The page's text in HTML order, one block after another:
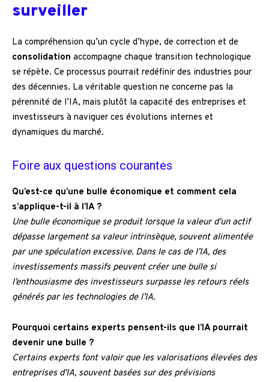
surveiller
La compréhension qu’un cycle d’hype, de correction et de
consolidation accompagne chaque transition technologique
se répète. Ce processus pourrait redéfinir des industries pour
des décennies. La véritable question ne concerne pas la
pérennité de l’IA, mais plutôt la capacité des entreprises et
investisseurs à naviguer ces évolutions internes et
dynamiques du marché.
Foire aux questions courantes
Qu’est-ce qu’une bulle économique et comment cela
s’applique-t-il à l’IA ?
Une bulle économique se produit lorsque la valeur d’un actif
dépasse largement sa valeur intrinsèque, souvent alimentée
par une spéculation excessive. Dans le cas de l’IA, des
investissements massifs peuvent créer une bulle si
l’enthousiasme des investisseurs surpasse les retours réels
générés par les technologies de l’IA.
Pourquoi certains experts pensent-ils que l’IA pourrait
devenir une bulle ?
Certains experts font valoir que les valorisations élevées des
entreprises d’IA, souvent basées sur des prévisions